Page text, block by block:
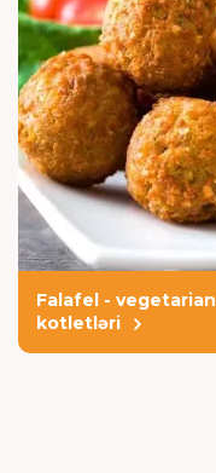
Falafel - vegetarian
kotletləri